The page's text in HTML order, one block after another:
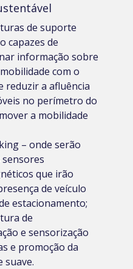
de suporte
capazes de
informação sobre
com o
reduzir a afluência
no perímetro do
a mobilidade
– onde serão
que irão
de veículo
estacionamento;
de
e sensorização
e promoção da
suave.